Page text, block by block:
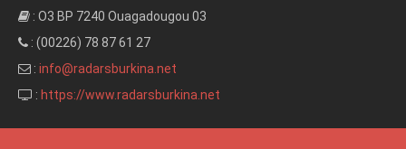
: O3 BP 7240 Ouagadougou 03
: (00226) 78 87 61 27
: info@radarsburkina.net
: https://www.radarsburkina.net